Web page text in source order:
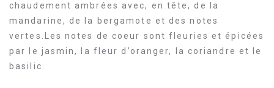
chaudement ambrées avec, en tête, de la
mandarine, de la bergamote et des notes
vertes.Les notes de coeur sont fleuries et épicées
par le jasmin, la fleur d’oranger, la coriandre et le
basilic.